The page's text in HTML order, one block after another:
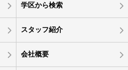
学区から検索
スタッフ紹介
会社概要